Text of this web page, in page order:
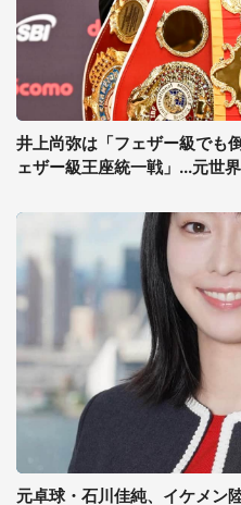
井上尚弥は「フェザー級でも
ェザー級王座統一戦」...元世
元卓球・石川佳純、イケメン